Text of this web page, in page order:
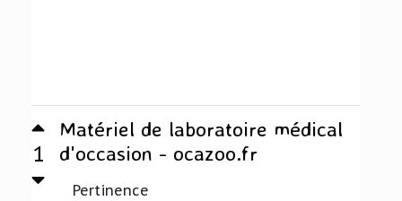
1
Matériel de laboratoire médical
d'occasion - ocazoo.fr
Pertinence